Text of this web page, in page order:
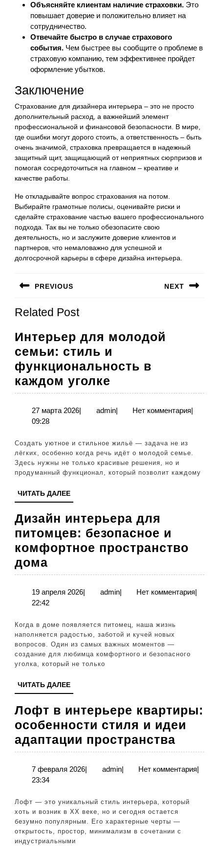
Объясняйте клиентам наличие страховки. Это
повышает доверие и положительно влияет на
сотрудничество.
Отвечайте быстро в случае страхового
события. Чем быстрее вы сообщите о проблеме в
страховую компанию, тем эффективнее пройдет
оформление убытков.
Заключение
Страхование для дизайнера интерьера – это не просто
дополнительный расход, а важнейший элемент
профессиональной и финансовой безопасности. В мире,
где ошибки могут дорого стоить, а ответственность – быть
очень значимой, страховка превращается в надежный
защитный щит, защищающий от неприятных сюрпризов и
помогая сосредоточиться на главном – креативе и
качестве работы.
Не откладывайте вопрос страхования на потом.
Выбирайте грамотные полисы, оценивайте риски и
сделайте страхование частью вашего профессионального
подхода. Так вы не только обезопасите свою
деятельность, но и заслужите доверие клиентов и
партнеров, что немаловажно для успешной и
долгосрочной карьеры в сфере дизайна интерьера.
по
записям
PREVIOUS
запись:
NEXT
Related Post
Интерьер для молодой
семьи: стиль и
функциональность в
каждом уголке
для
молодой
стиль
и
уголке
27 марта 202627
| adminadmin
| Нет комментария|
09:28
Создать уютное и стильное жильё — задача не из
лёгких, особенно когда речь идёт о молодой семье.
Здесь нужны не только красивые решения, но и
продуманный функционал, который позволит каждому
ЧИТАТЬ ДАЛЕЕЧИТАТЬ
ДАЛЕЕ
Дизайн интерьера для
питомцев: безопасное и
комфортное пространство
дома
интерьера
для
питомцев:
безопасное
и
комфортное
пространство
дома
19 апреля 202619
| adminadmin
| Нет комментария|
22:42
Когда в доме появляется питомец, наша жизнь
наполняется радостью, заботой и кучей новых
вопросов. Один из самых важных моментов —
создание для любимца комфортного и безопасного
уголка, который не только
ЧИТАТЬ ДАЛЕЕЧИТАТЬ
ДАЛЕЕ
Лофт в интерьере квартиры:
особенности стиля и идеи
адаптации пространства
в
стиля
и
7 февраля 20267| adminadmin
| Нет комментария|
23:34
Лофт — это уникальный стиль интерьера, который
хоть и возник в ХХ веке, но и сегодня остается
безумно популярным. Его характерные черты —
открытость, простор, минимализм в сочетании с
индустриальными